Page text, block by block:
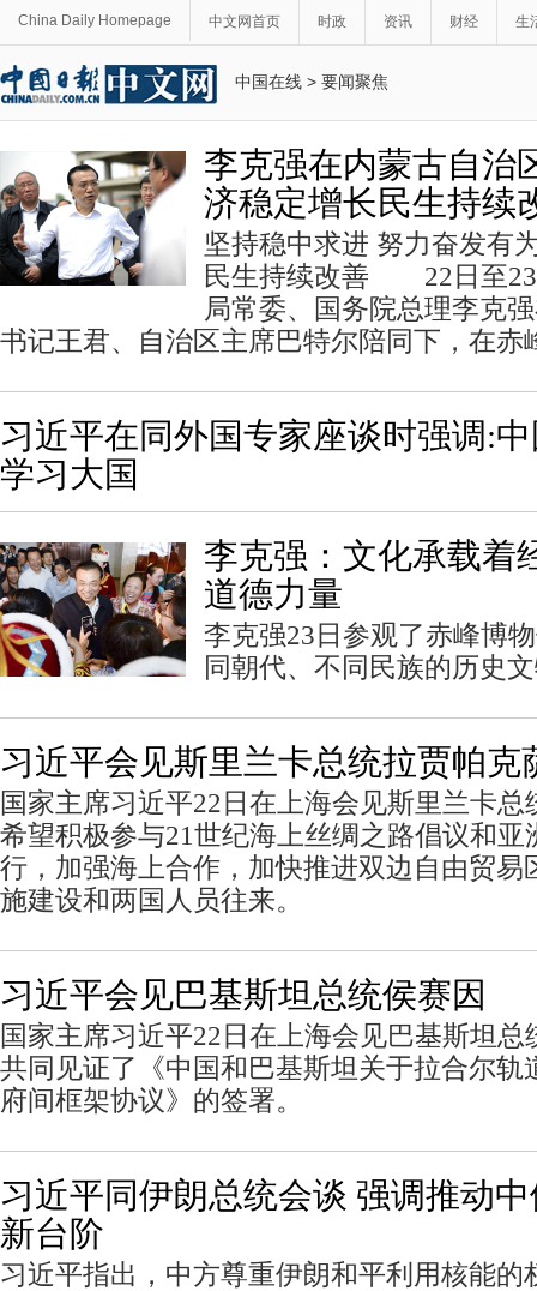
China Daily Homepage 中文网首页 时政 资讯 财经 生
中国在线 > 要闻聚焦
李克强在内蒙古自治
济稳定增长民生持续
坚持稳中求进 努力奋发有
民生持续改善 22日至23
局常委、国务院总理李克
书记王君、自治区主席巴特尔陪同下，在赤
习近平在同外国专家座谈时强调:
学习大国
李克强：文化承载着
道德力量
李克强23日参观了赤峰博
同朝代、不同民族的历史
习近平会见斯里兰卡总统拉贾帕克
国家主席习近平22日在上海会见斯里兰卡
希望积极参与21世纪海上丝绸之路倡议和亚
行，加强海上合作，加快推进双边自由贸易
施建设和两国人员往来。
习近平会见巴基斯坦总统侯赛因
国家主席习近平22日在上海会见巴基斯坦
共同见证了《中国和巴基斯坦关于拉合尔轨
府间框架协议》的签署。
习近平同伊朗总统会谈 强调推动
新台阶
习近平指出，中方尊重伊朗和平利用核能的